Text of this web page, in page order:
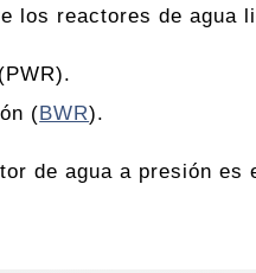
los reactores de agua
(PWR).
(BWR).
de agua a presión es